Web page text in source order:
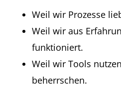
Weil wir Prozesse
Weil wir aus
funktioniert.
Weil wir Tools
beherrschen.